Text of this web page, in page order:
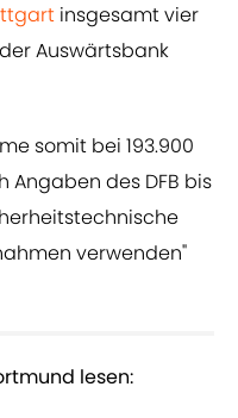
insgesamt vier
Auswärtsbank
somit bei 193.900
Angaben des DFB bis
verwenden"
lesen: